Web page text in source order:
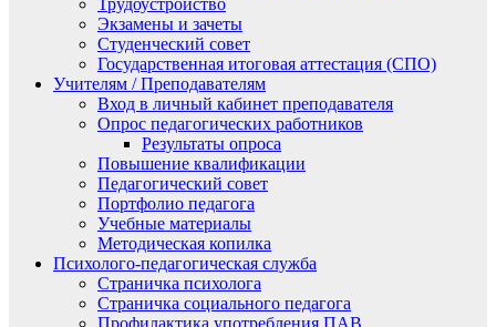
Трудоустройство
Экзамены и зачеты
Студенческий совет
Государственная итоговая аттестация (СПО)
Учителям / Преподавателям
Вход в личный кабинет преподавателя
Опрос педагогических работников
Результаты опроса
Повышение квалификации
Педагогический совет
Портфолио педагога
Учебные материалы
Методическая копилка
Психолого-педагогическая служба
Страничка психолога
Страничка социального педагога
Профилактика употребления ПАВ